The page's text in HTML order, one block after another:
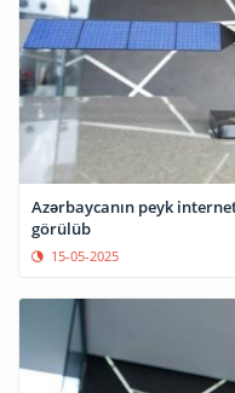
Azərbaycanın peyk
görülüb
15-05-2025